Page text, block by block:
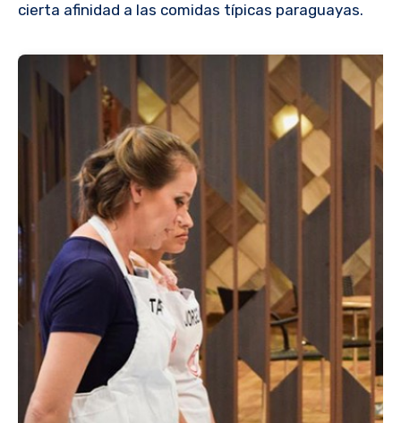
cierta afinidad a las comidas típicas paraguayas.